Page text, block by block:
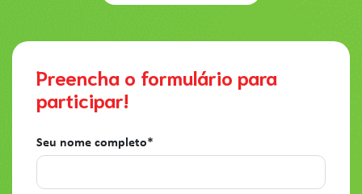
Preencha o formulário para
participar!
Seu nome completo*